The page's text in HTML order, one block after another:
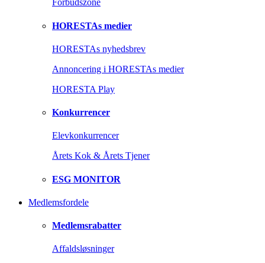
Forbudszone
HORESTAs medier
HORESTAs nyhedsbrev
Annoncering i HORESTAs medier
HORESTA Play
Konkurrencer
Elevkonkurrencer
Årets Kok & Årets Tjener
ESG MONITOR
Medlemsfordele
Medlemsrabatter
Affaldsløsninger